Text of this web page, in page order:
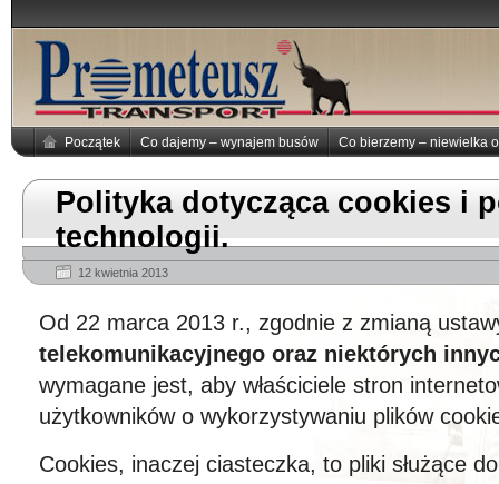
Początek Co dajemy – wynajem busów Co bierzemy – niewielka
Polityka dotycząca cookies i
technologii.
12 kwietnia 2013
Od 22 marca 2013 r., zgodnie z zmianą
telekomunikacyjnego oraz niektórych
wymagane jest, aby właściciele stron
użytkowników o wykorzystywaniu plików
Cookies, inaczej ciasteczka, to pliki służące